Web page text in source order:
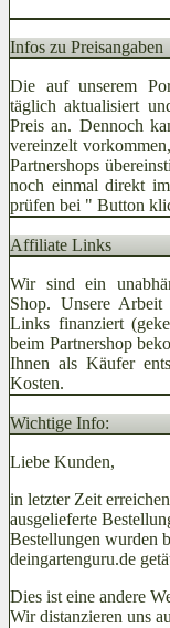
Infos zu Preisangaben
Die auf unserem
täglich aktualisiert
Preis an. Dennoch
vereinzelt
Partnershops
noch einmal direkt
prüfen bei " Button
Affiliate Links
Wir sind ein
Shop. Unsere
Links finanziert
beim Partnershop
Ihnen als Käufer
Kosten.
Wichtige Info:
Liebe Kunden,
in letzter Zeit
ausgelieferte
Bestellungen wurden
deingartenguru.de
Dies ist eine andere
Wir distanzieren uns